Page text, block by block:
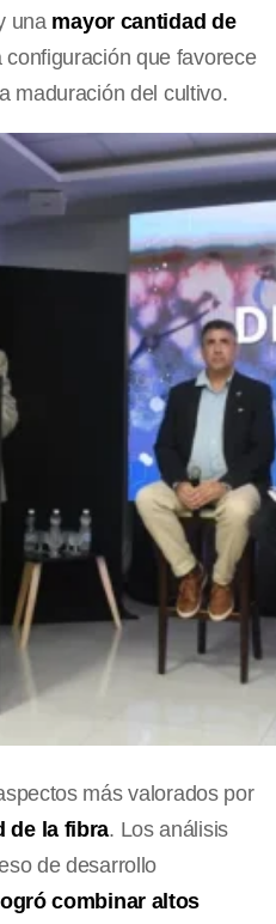
una mayor cantidad de
configuración que favorece
maduración del cultivo.
más valorados por
de la fibra. Los análisis
de desarrollo
combinar altos